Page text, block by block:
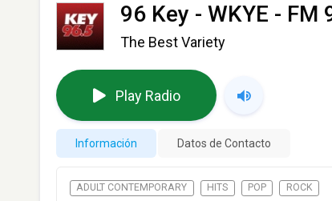
96 Key - WKYE - FM
The Best Variety
Play Radio
Información Datos de Contacto
ADULT CONTEMPORARY HITS POP ROCK